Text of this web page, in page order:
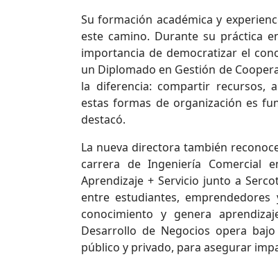
Su formación académica y
este camino. Durante su práctica
importancia de democratizar el
un Diplomado en Gestión de
la diferencia: compartir recursos,
estas formas de organización es
destacó.
La nueva directora también
carrera de Ingeniería Comercial
Aprendizaje + Servicio junto a
entre estudiantes,
conocimiento y genera
Desarrollo de Negocios opera
público y privado, para asegurar